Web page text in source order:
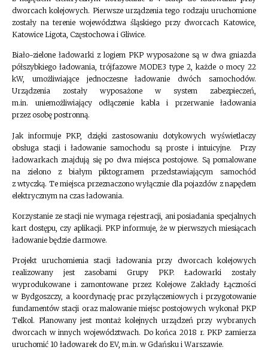
dworcach kolejowych. Pierwsze urządzenia tego rodzaju uruchomione
zostały na terenie województwa śląskiego przy dworcach Katowice,
Katowice Ligota, Częstochowa i Gliwice.
Biało-zielone ładowarki z logiem PKP wyposażone są w dwa gniazda
półszybkiego ładowania, trójfazowe MODE3 type 2, każde o mocy 22
kW, umożliwiające jednoczesne ładowanie dwóch samochodów.
Urządzenia zostały wyposażone w system zabezpieczeń,
m.in. uniemożliwiający odłączenie kabla i przerwanie ładowania
przez osobę postronną.
Jak informuje PKP, dzięki zastosowaniu dotykowych wyświetlaczy
obsługa stacji i ładowanie samochodu są proste i intuicyjne. Przy
ładowarkach znajdują się po dwa miejsca postojowe. Są pomalowane
na zielono z białym piktogramem przedstawiającym samochód
z wtyczką. Te miejsca przeznaczono wyłącznie dla pojazdów z napędem
elektrycznym na czas ładowania.
Korzystanie ze stacji nie wymaga rejestracji, ani posiadania specjalnych
kart dostępu, czy aplikacji. PKP informuje, że w pierwszych miesiącach
ładowanie będzie darmowe.
Projekt uruchomienia stacji ładowania przy dworcach kolejowych
realizowany jest zasobami Grupy PKP. Ładowarki zostały
wyprodukowane i zamontowane przez Kolejowe Zakłady Łączności
w Bydgoszczy, a koordynację prac przyłączeniowych i przygotowanie
fundamentów stacji oraz malowanie miejsc postojowych wykonał PKP
Telkol. Planowany jest montaż kolejnych urządzeń przy wybranych
dworcach w innych województwach. Do końca 2018 r. PKP zamierza
uruchomić 10 ładowarek do EV, m.in. w Gdańsku i Warszawie.